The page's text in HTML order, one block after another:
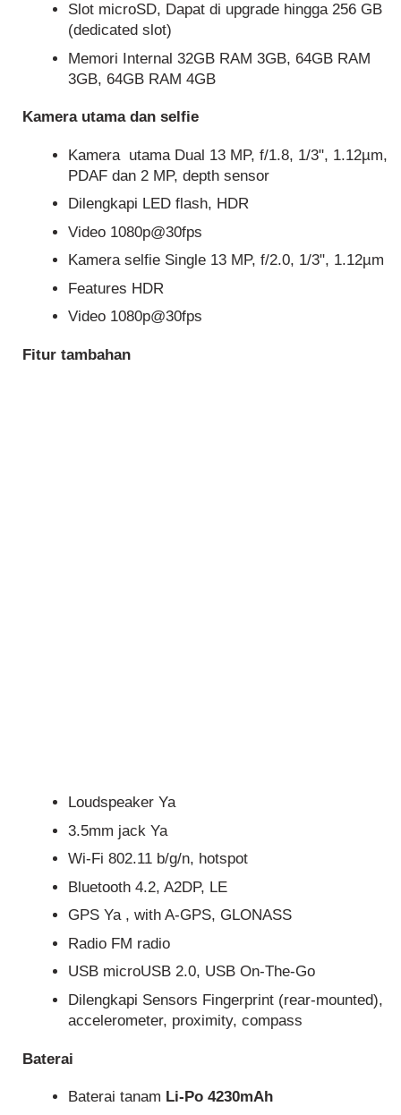
Slot microSD, Dapat di upgrade hingga 256 GB
(dedicated slot)
Memori Internal 32GB RAM 3GB, 64GB RAM
3GB, 64GB RAM 4GB
Kamera utama dan selfie
Kamera utama Dual 13 MP, f/1.8, 1/3", 1.12µm,
PDAF dan 2 MP, depth sensor
Dilengkapi LED flash, HDR
Video 1080p@30fps
Kamera selfie Single 13 MP, f/2.0, 1/3", 1.12µm
Features HDR
Video 1080p@30fps
Fitur tambahan
Loudspeaker Ya
3.5mm jack Ya
Wi-Fi 802.11 b/g/n, hotspot
Bluetooth 4.2, A2DP, LE
GPS Ya , with A-GPS, GLONASS
Radio FM radio
USB microUSB 2.0, USB On-The-Go
Dilengkapi Sensors Fingerprint (rear-mounted),
accelerometer, proximity, compass
Baterai
Baterai tanam Li-Po 4230mAh